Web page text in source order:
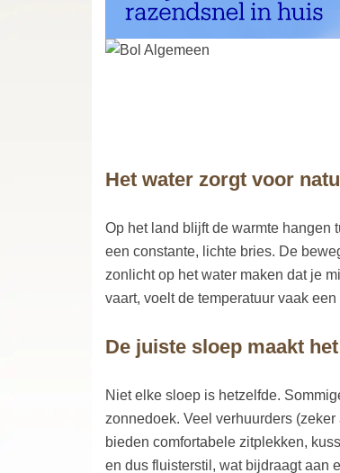
Het water zorgt voor
Op het land blijft de warmte hangen
een constante, lichte bries. De
zonlicht op het water maken dat je
vaart, voelt de temperatuur vaak
De juiste sloep maakt
Niet elke sloep is hetzelfde.
zonnedoek. Veel verhuurders
bieden comfortabele zitplekken,
en dus fluisterstil, wat bijdraagt aan